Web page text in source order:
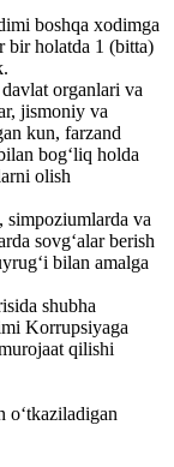
boshqa xodimga
bir holatda 1 (bitta)
organlari va
jismoniy va
kun, farzand
bog‘liq holda
olish
simpoziumlarda va
sovg‘alar berish
bilan amalga
shubha
Korrupsiyaga
qilishi
o‘tkaziladigan